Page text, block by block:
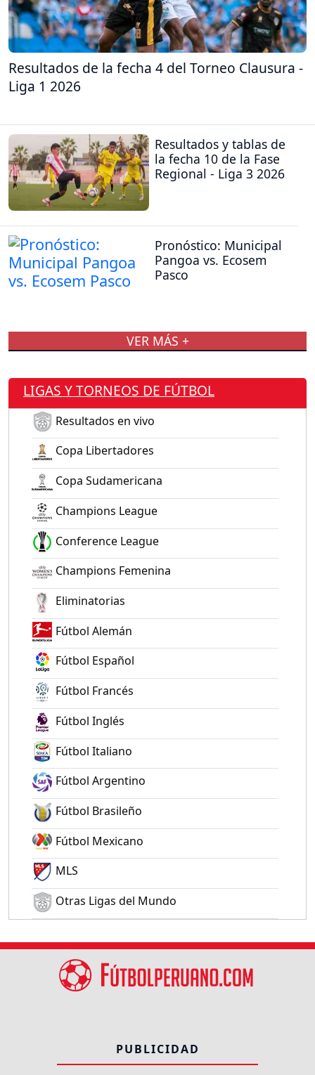
Resultados de la fecha 4 del Torneo Clausura -
Liga 1 2026
Resultados y tablas de
la fecha 10 de la Fase
Regional - Liga 3 2026
Pronóstico: Municipal
Pangoa vs. Ecosem
Pasco
VER MÁS +
LIGAS Y TORNEOS DE FÚTBOL
Resultados en vivo
Copa Libertadores
Copa Sudamericana
Champions League
Conference League
Champions Femenina
Eliminatorias
Fútbol Alemán
Fútbol Español
Fútbol Francés
Fútbol Inglés
Fútbol Italiano
Fútbol Argentino
Fútbol Brasileño
Fútbol Mexicano
MLS
Otras Ligas del Mundo
PUBLICIDAD